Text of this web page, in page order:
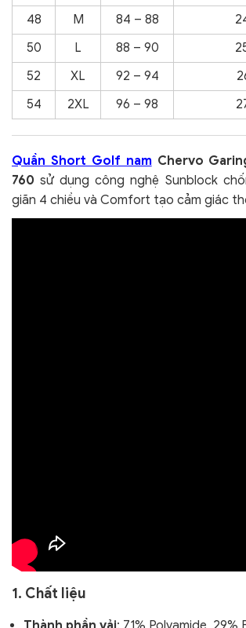
48
M 84 – 88
50
L 88 – 90
52
XL 92 – 94
54
2XL 96 – 98
Quần Short Golf namChervo
760sử dụng công nghệ Sunblock
giãn 4 chiều và Comfort tạo cảm giác
1. Chất liệu